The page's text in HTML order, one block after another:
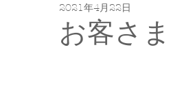
スタイリング セミナー
お客さ
2021年4月22日